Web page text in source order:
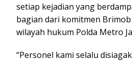
setiap kejadian yang
bagian dari komitmen
wilayah hukum Polda Metro
“Personel kami selalu